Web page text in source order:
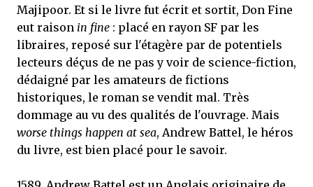
Majipoor. Et si le livre fut écrit et sortit, Don Fine
eut raison in fine : placé en rayon SF par les
libraires, reposé sur l'étagère par de potentiels
lecteurs déçus de ne pas y voir de science-fiction,
dédaigné par les amateurs de fictions
historiques, le roman se vendit mal. Très
dommage au vu des qualités de l'ouvrage. Mais
worse things happen at sea, Andrew Battel, le héros
du livre, est bien placé pour le savoir.